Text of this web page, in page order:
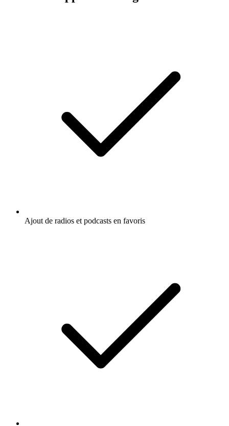
Ajout de radios et podcasts en favoris